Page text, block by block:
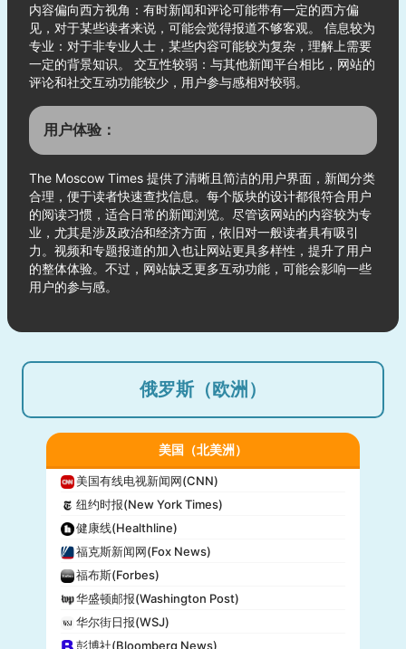
内容偏向西方视角：有时新闻和评论可能带有一定的西方偏
见，对于某些读者来说，可能会觉得报道不够客观。 信息较为
专业：对于非专业人士，某些内容可能较为复杂，理解上需要
一定的背景知识。 交互性较弱：与其他新闻平台相比，网站的
评论和社交互动功能较少，用户参与感相对较弱。
用户体验：
The Moscow Times 提供了清晰且简洁的用户界面，新闻分类
合理，便于读者快速查找信息。每个版块的设计都很符合用户
的阅读习惯，适合日常的新闻浏览。尽管该网站的内容较为专
业，尤其是涉及政治和经济方面，依旧对一般读者具有吸引
力。视频和专题报道的加入也让网站更具多样性，提升了用户
的整体体验。不过，网站缺乏更多互动功能，可能会影响一些
用户的参与感。
俄罗斯（欧洲）
美国（北美洲）
美国有线电视新闻网(CNN)
纽约时报(New York Times)
健康线(Healthline)
福克斯新闻网(Fox News)
福布斯(Forbes)
华盛顿邮报(Washington Post)
华尔街日报(WSJ)
彭博社(Bloomberg News)